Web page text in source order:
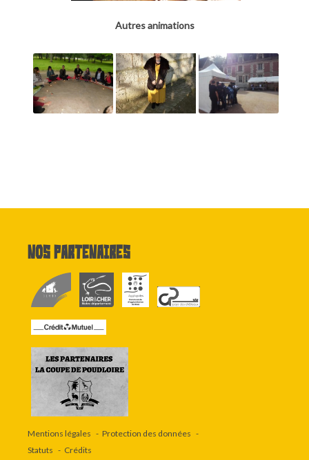
Autres animations
Nos partenaires
Mentions légales
Protection des données
Statuts
Crédits